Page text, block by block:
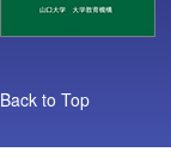
Back to Top